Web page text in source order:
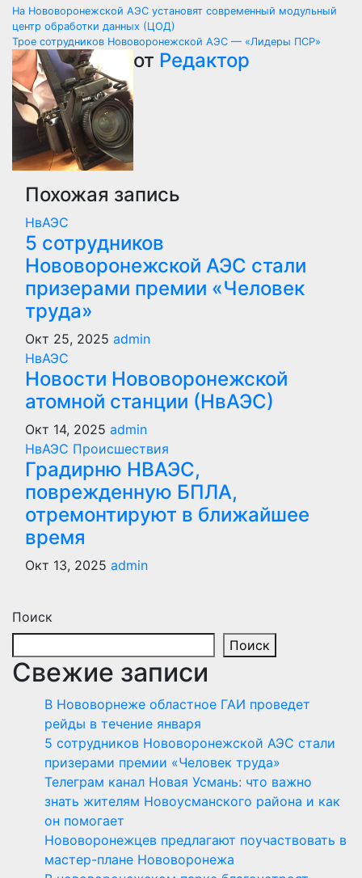
Навигация
по
записям
На Нововоронежской АЭС установят современный модульный
центр обработки данных (ЦОД)
Трое сотрудников Нововоронежской АЭС — «Лидеры ПСР»
от Редактор
Похожая запись
НвАЭС
5 сотрудников
Нововоронежской АЭС стали
призерами премии «Человек
труда»
Окт 25, 2025 admin
НвАЭС
Новости Нововоронежской
атомной станции (НвАЭС)
Окт 14, 2025 admin
НвАЭС Происшествия
Градирню НВАЭС,
поврежденную БПЛА,
отремонтируют в ближайшее
время
Окт 13, 2025 admin
Поиск
Поиск
Свежие записи
В Нововорнеже областное ГАИ проведет
рейды в течение января
5 сотрудников Нововоронежской АЭС стали
призерами премии «Человек труда»
Телеграм канал Новая Усмань: что важно
знать жителям Новоусманского района и как
он помогает
Нововоронежцев предлагают поучаствовать в
мастер-плане Нововоронежа